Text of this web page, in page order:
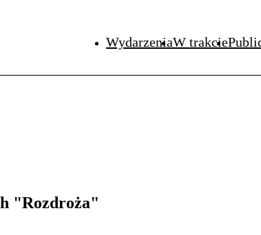
WydarzeniaW trakcie
"Rozdroża"